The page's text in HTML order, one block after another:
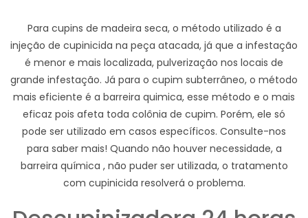
Para cupins de madeira seca, o método utilizado é a
injeção de cupinicida na peça atacada, já que a infestação
é menor e mais localizada, pulverização nos locais de
grande infestação. Já para o cupim subterrâneo, o método
mais eficiente é a barreira quimica, esse método e o mais
eficaz pois afeta toda colônia de cupim. Porém, ele só
pode ser utilizado em casos específicos. Consulte-nos
para saber mais! Quando não houver necessidade, a
barreira química , não puder ser utilizada, o tratamento
com cupinicida resolverá o problema.